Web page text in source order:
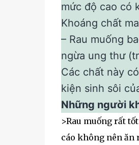
mức độ cao có
Khoáng chất
– Rau muống
ngừa ung thư
Các chất này
kiện sinh sôi
Những người
>Rau muống rất
cáo không nên ăn